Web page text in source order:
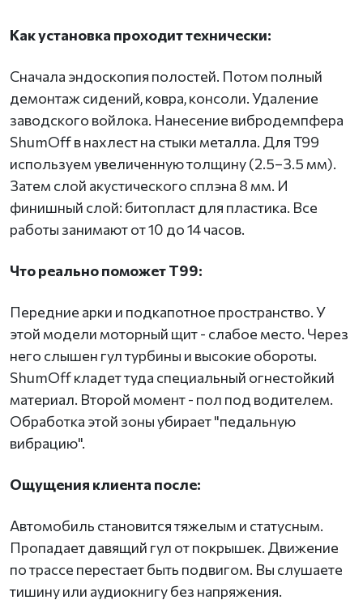
Как установка проходит технически:
Сначала эндоскопия полостей. Потом полный
демонтаж сидений, ковра, консоли. Удаление
заводского войлока. Нанесение вибродемпфера
ShumOff в нахлест на стыки металла. Для T99
используем увеличенную толщину (2.5–3.5 мм).
Затем слой акустического сплэна 8 мм. И
финишный слой: битопласт для пластика. Все
работы занимают от 10 до 14 часов.
Что реально поможет T99:
Передние арки и подкапотное пространство. У
этой модели моторный щит - слабое место. Через
него слышен гул турбины и высокие обороты.
ShumOff кладет туда специальный огнестойкий
материал. Второй момент - пол под водителем.
Обработка этой зоны убирает "педальную
вибрацию".
Ощущения клиента после:
Автомобиль становится тяжелым и статусным.
Пропадает давящий гул от покрышек. Движение
по трассе перестает быть подвигом. Вы слушаете
тишину или аудиокнигу без напряжения.